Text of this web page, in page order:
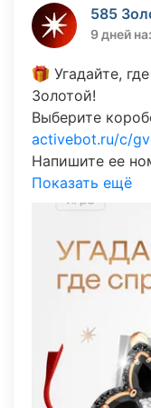
585
9 дней
🎁 Угадайте,
Золотой!
Выберите
activebot.ru/c/
Напишите ее
постом. Наш
сообщит
откроете
000 бонусов на
бонус = 1
У каждого
в 30 секунд. ❤
попытки.
Желаем удачи!
Золотые
Показать ещё